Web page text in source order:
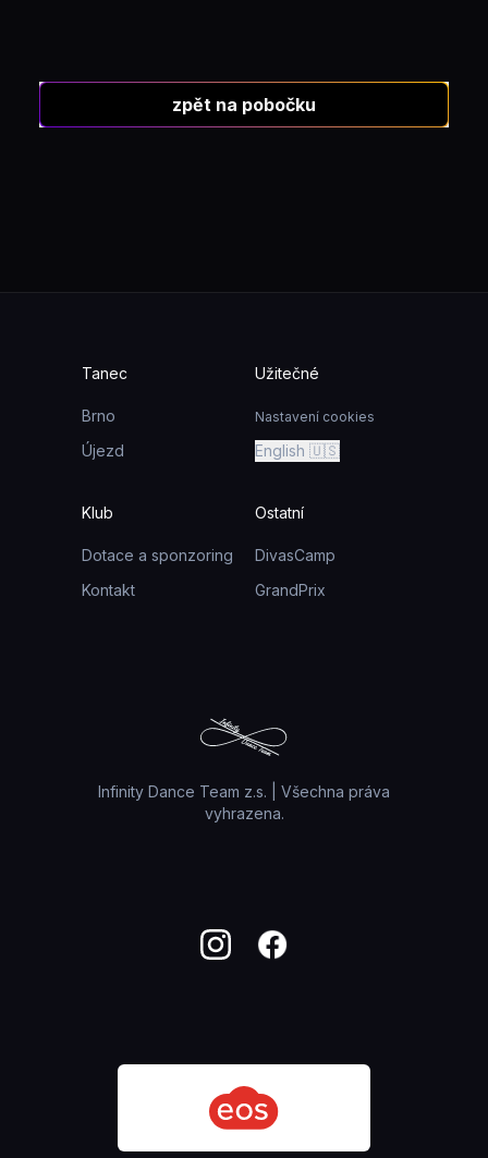
zpět na pobočku
Tanec
Brno
Újezd
Užitečné
Nastavení cookies
English 🇺🇸
Klub
Dotace a sponzoring
Kontakt
Ostatní
DivasCamp
GrandPrix
Infinity Dance Team z.s. | Všechna práva
vyhrazena.